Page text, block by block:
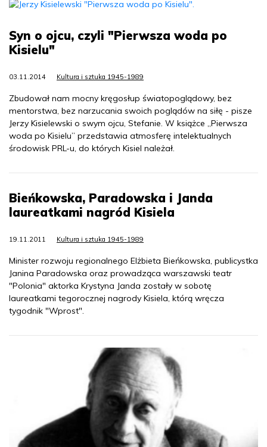
Syn o ojcu, czyli "Pierwsza woda po
Kisielu"
03.11.2014 Kultura i sztuka 1945-1989
Zbudował nam mocny kręgosłup światopoglądowy, bez
mentorstwa, bez narzucania swoich poglądów na siłę - pisze
Jerzy Kisielewski o swym ojcu, Stefanie. W książce „Pierwsza
woda po Kisielu” przedstawia atmosferę intelektualnych
środowisk PRL-u, do których Kisiel należał.
Bieńkowska, Paradowska i Janda
laureatkami nagród Kisiela
19.11.2011 Kultura i sztuka 1945-1989
Minister rozwoju regionalnego Elżbieta Bieńkowska, publicystka
Janina Paradowska oraz prowadząca warszawski teatr
"Polonia" aktorka Krystyna Janda zostały w sobotę
laureatkami tegorocznej nagrody Kisiela, którą wręcza
tygodnik "Wprost".